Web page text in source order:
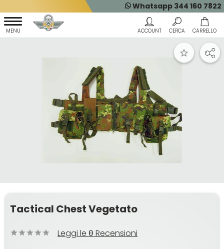
Whatsapp 344 160 7822
Tactical Chest Vegetato
Leggi le 0 Recensioni